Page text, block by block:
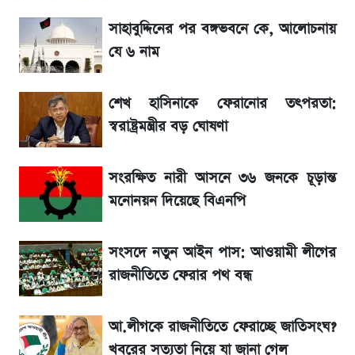
উত্থান-পতনের দোলাচলে শেয়ারবাজার, লেনদেনের
শীর্ষে যে ১০ কোম্পানি
নম্বরসহ জানুন যেভাবে
SSC Result 2026 কাল, ওয়েবসাইট ও
এসএমএসে দেখার নিয়ম
মার্কশিটসহ এসএসসি ফল দেখুন এক ক্লিকে, জানুন
পুরো নিয়ম
মুনাফা বৃদ্ধির ধারায় ইসলামী ইন্স্যুরেন্স, ছয় মাসের
সাহাবুদ্দিনের পর বঙ্গভবনে কে, আলোচনায়
যে ৬ নাম
শেখ হাসিনাকে ফেরানোর তৎপরতা:
স্বরাষ্ট্রমন্ত্রীর বড় ঘোষণা
সংরক্ষিত নারী আসনে ৩৬ জনকে চূড়ান্ত
মনোনয়ন দিয়েছে বিএনপি
সংসদে নতুন আইন পাস: আওয়ামী লীগের
রাজনীতিতে ফেরার পথ বন্ধ
আ.লীগকে রাজনীতিতে ফেরাচ্ছে জাতিসংঘ?
খবরের সত্যতা নিয়ে যা জানা গেল